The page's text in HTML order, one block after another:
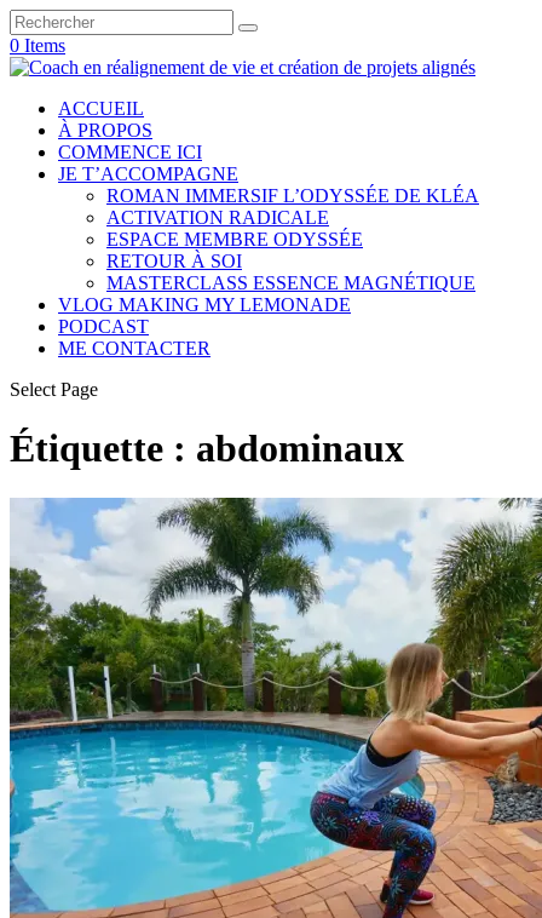
0 Items
ACCUEIL
À PROPOS
COMMENCE ICI
JE T’ACCOMPAGNE
ROMAN IMMERSIF L’ODYSSÉE DE KLÉA
ACTIVATION RADICALE
ESPACE MEMBRE ODYSSÉE
RETOUR À SOI
MASTERCLASS ESSENCE MAGNÉTIQUE
VLOG MAKING MY LEMONADE
PODCAST
ME CONTACTER
Select Page
Étiquette : abdominaux